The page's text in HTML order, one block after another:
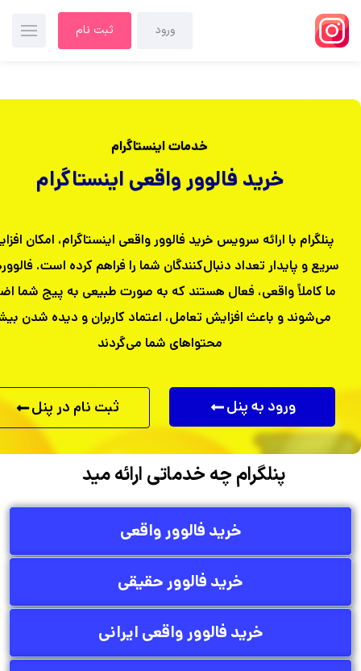
ورود ثبت نام
خدمات اینستاگرام
خرید فالوور واقعی اینستاگرام
پنلگرام با ارائه سرویس خرید فالوور واقعی اینستاگرام، امکان
سریع و پایدار تعداد دنبال‌کنندگان شما را فراهم کرده است.
ما کاملاً واقعی، فعال هستند که به صورت طبیعی به پیج شما
می‌شوند و باعث افزایش تعامل، اعتماد کاربران و دیده شدن
محتواهای شما می‌گردند
ورود به پنل ثبت نام در پنل
پنلگرامچه خدماتی ارائه میدهد
خرید فالوور واقعی
خرید فالوور حقیقی
خرید فالوور واقعی ایرانی